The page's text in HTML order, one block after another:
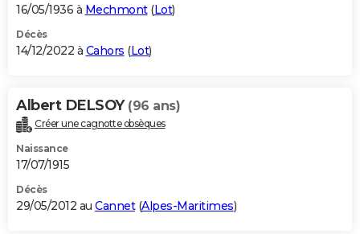
GUIDES D'ACHAT
BONS PLANS
Carte de Noël
Carte Bonne année
Carte Saint-Valentin
Carte Pâques
Carte d'anniversaire
DICTIONNAIRE
Dictionnaire
Biographies
Citations
Expressions
Proverbes
PROGRAMME TV
S'inscrire
Se connecter
Lycées
Collèges
Primaires
Universités
Entreprises
Service militaire
Avis de recherche
AVIS DE DÉCÈS
16/05/1936 à Mechmont(Lot)
Décès
14/12/2022 à Cahors (Lot)
Albert DELSOY (96 ans)
Créer une cagnotte obsèques
Naissance
17/07/1915
Décès
29/05/2012 au Cannet(Alpes-Maritimes)